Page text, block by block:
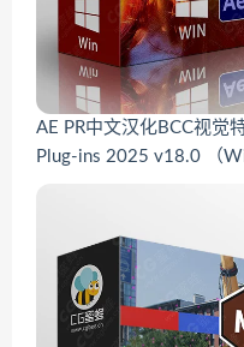
AE PR中文汉化BCC视觉
Plug-ins 2025 v18.0 （